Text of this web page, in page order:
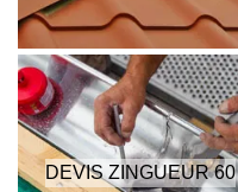
DEVIS ZINGUEUR 60